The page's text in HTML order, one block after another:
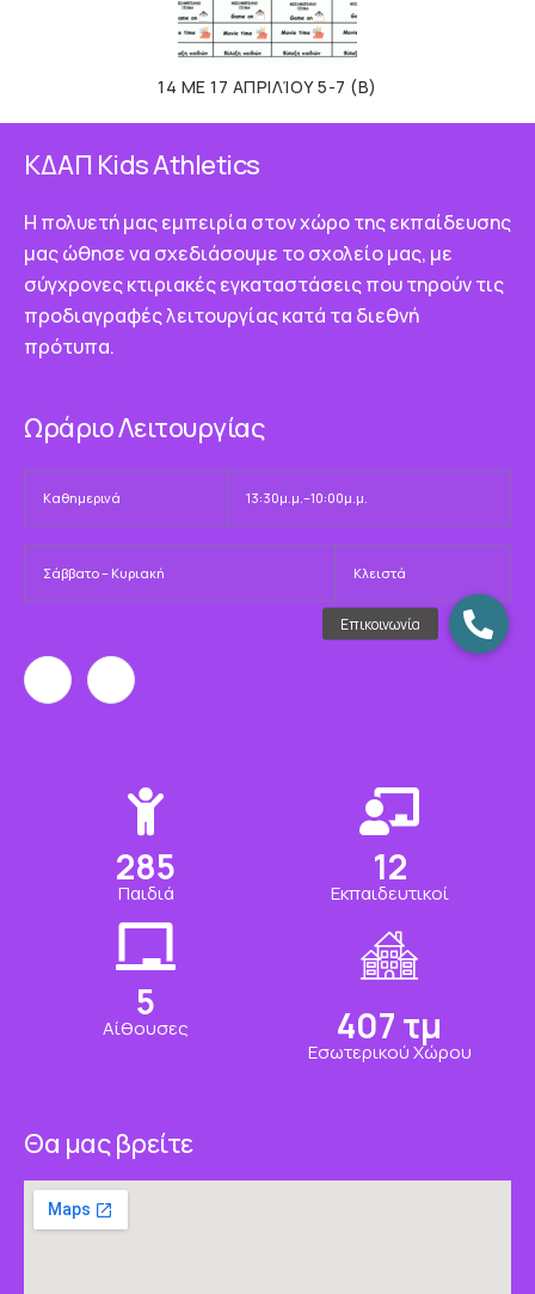
14 ΜΕ 17 ΑΠΡΙΛΊΟΥ 5-7 (Β)
ΚΔΑΠ Κids Athletics
Η πολυετή μας εμπειρία στον χώρο της εκπαίδευσης
μας ώθησε να σχεδιάσουμε το σχολείο μας, με
σύγχρονες κτιριακές εγκαταστάσεις που τηρούν τις
προδιαγραφές λειτουργίας κατά τα διεθνή
πρότυπα.
Ωράριο Λειτουργίας
Καθημερινά 13:30μ.μ.–10:00μ.μ.
Σάββατο – Κυριακή Κλειστά
328
Παιδιά
14
Εκπαιδευτικοί
6
Αίθουσες 469 τμ
Εσωτερικού Χώρου
Θα μας βρείτε